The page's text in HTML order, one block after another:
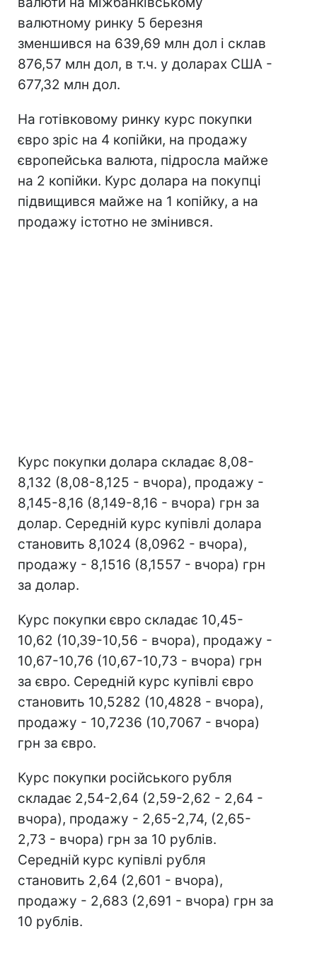
валютному ринку 5 березня
зменшився на 639,69 млн дол і склав
876,57 млн дол, в т.ч. у доларах США -
677,32 млн дол.
На готівковому ринку курс покупки
євро зріс на 4 копійки, на продажу
європейська валюта, підросла майже
на 2 копійки. Курс долара на покупці
підвищився майже на 1 копійку, а на
продажу істотно не змінився.
Курс покупки долара складає 8,08-
8,132 (8,08-8,125 - вчора), продажу -
8,145-8,16 (8,149-8,16 - вчора) грн за
долар. Середній курс купівлі долара
становить 8,1024 (8,0962 - вчора),
продажу - 8,1516 (8,1557 - вчора) грн
за долар.
Курс покупки євро складає 10,45-
10,62 (10,39-10,56 - вчора), продажу -
10,67-10,76 (10,67-10,73 - вчора) грн
за євро. Середній курс купівлі євро
становить 10,5282 (10,4828 - вчора),
продажу - 10,7236 (10,7067 - вчора)
грн за євро.
Курс покупки російського рубля
складає 2,54-2,64 (2,59-2,62 - 2,64 -
вчора), продажу - 2,65-2,74, (2,65-
2,73 - вчора) грн за 10 рублів.
Середній курс купівлі рубля
становить 2,64 (2,601 - вчора),
продажу - 2,683 (2,691 - вчора) грн за
10 рублів.